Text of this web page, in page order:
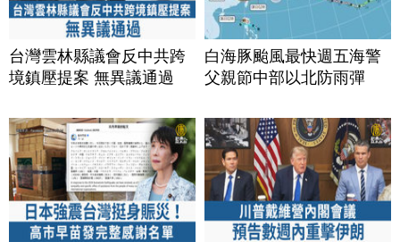
台灣雲林縣議會反中共跨
境鎮壓提案 無異議通過
白海豚颱風最快週五海警
父親節中部以北防雨彈